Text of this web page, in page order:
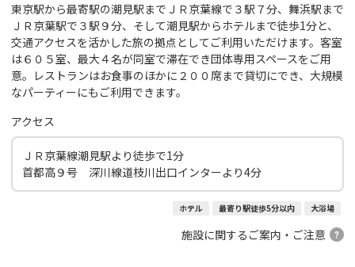
東京駅から最寄駅の潮見駅までＪＲ京葉線で３駅７分、舞浜駅まで
ＪＲ京葉駅で３駅９分、そして潮見駅からホテルまで徒歩1分と、
交通アクセスを活かした旅の拠点としてご利用いただけます。客室
は６０５室、最大４名が同室で滞在でき団体専用スペースをご用
意。レストランはお食事のほかに２００席まで貸切にでき、大規模
なパーティーにもご利用できます。
アクセス
ＪＲ京葉線潮見駅より徒歩で1分
首都高９号 深川線道枝川出口インターより4分
ホテル 最寄り駅徒歩5分以内 大浴場
施設に関するご案内・ご注意